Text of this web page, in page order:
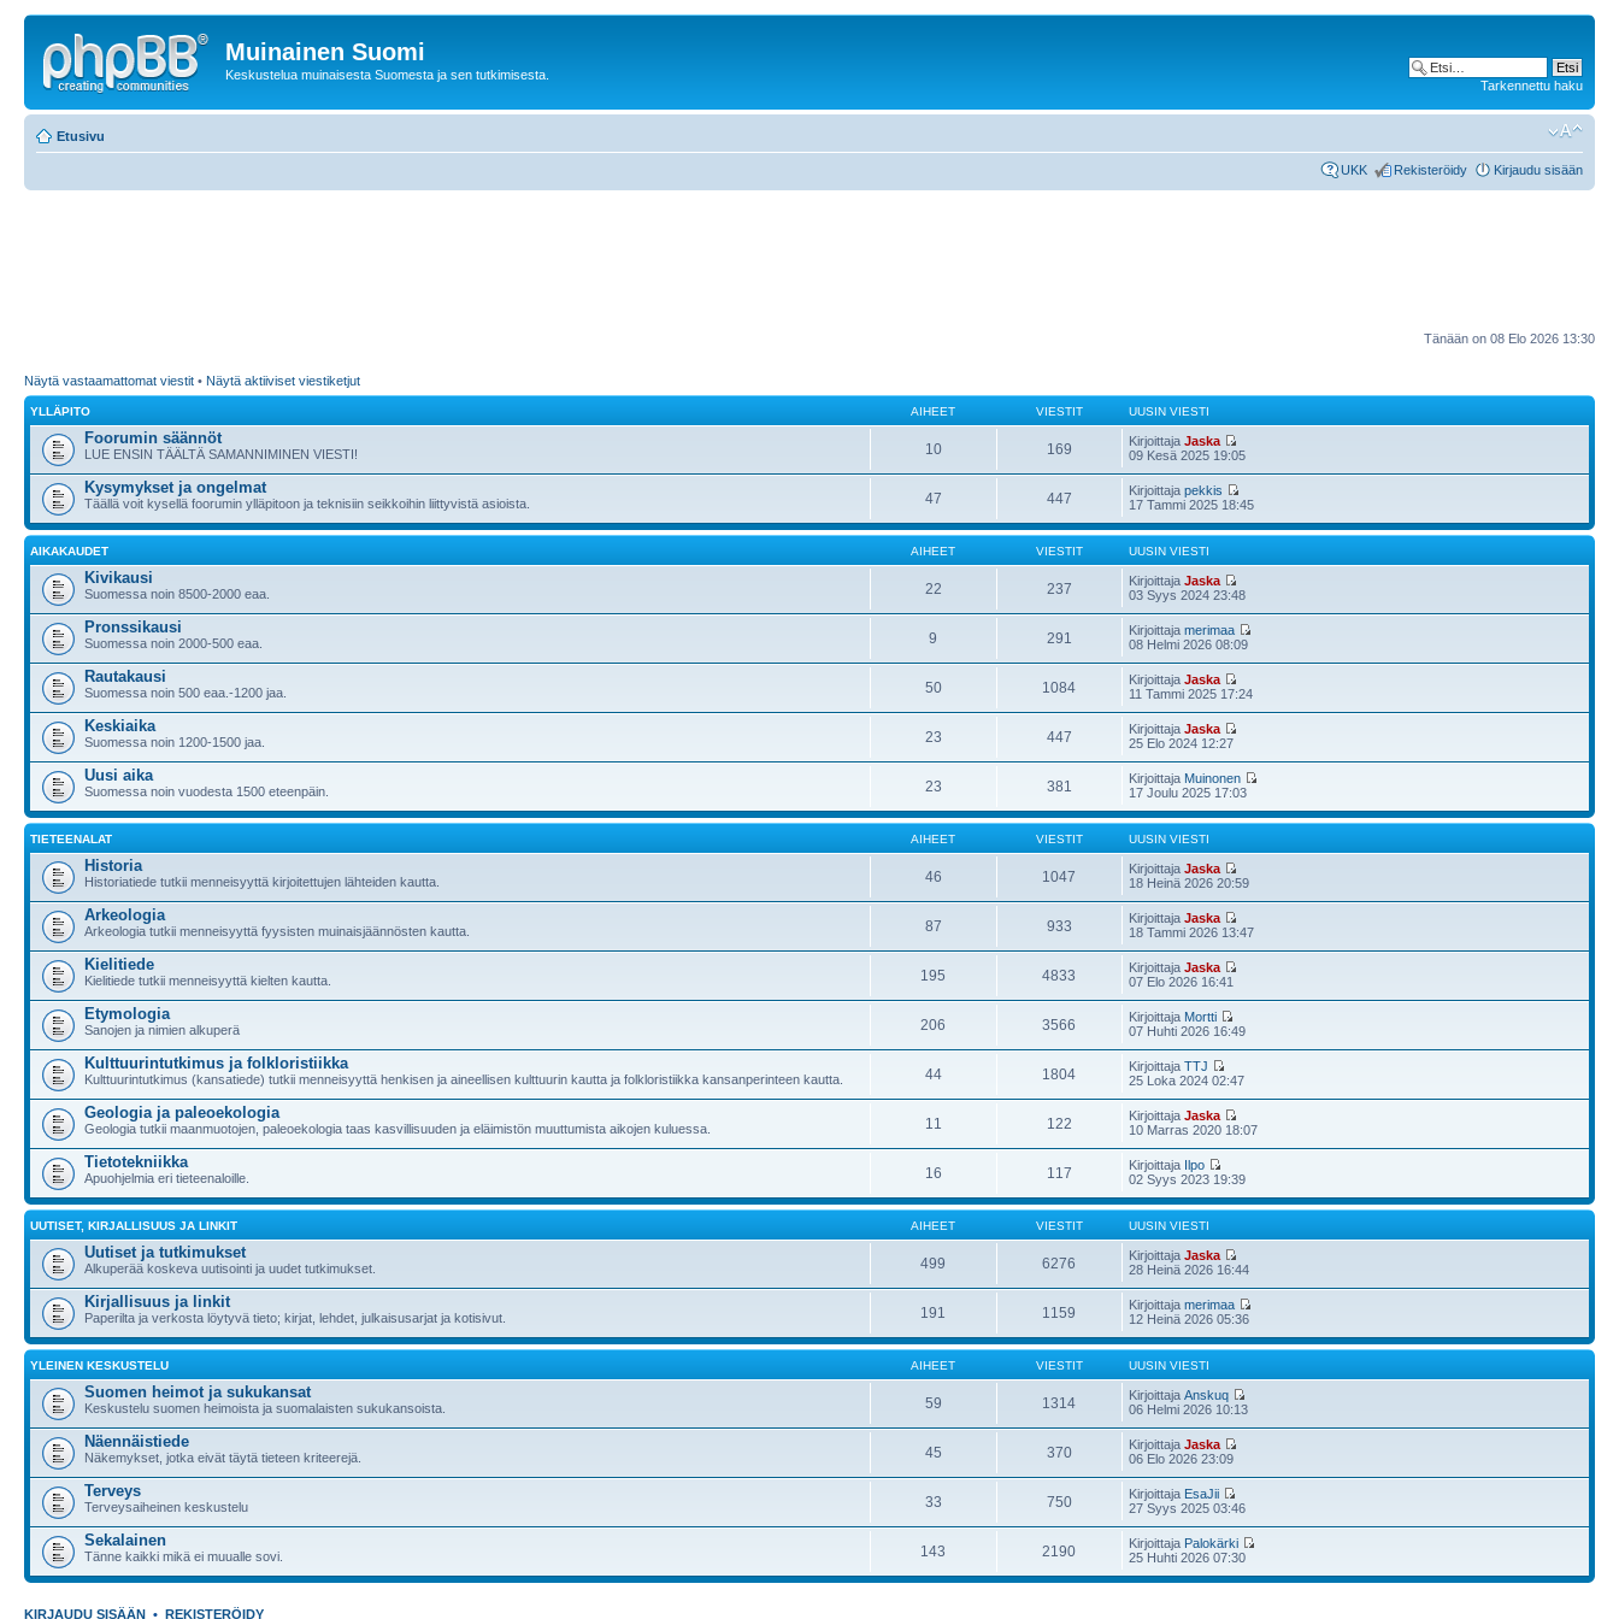
Muinainen Suomi
Keskustelua muinaisesta Suomesta ja sen tutkimisesta.
Tarkennettu haku
Etusivu
UKK Rekisteröidy Kirjaudu sisään
Tänään on 08 Elo 2026 13:30
Näytä vastaamattomat viestit • Näytä aktiiviset viestiketjut
YLLÄPITO AIHEET VIESTIT UUSIN VIESTI
Foorumin säännöt
LUE ENSIN TÄÄLTÄ SAMANNIMINEN VIESTI! 10 169 KirjoittajaJaska
09 Kesä 2025 19:05
Kysymykset ja ongelmat
Täällä voit kysellä foorumin ylläpitoon ja teknisiin seikkoihin liittyvistä asioista. 47 447 Kirjoittajapekkis
17 Tammi 2025 18:45
AIKAKAUDET AIHEET VIESTIT UUSIN VIESTI
Kivikausi
Suomessa noin 8500-2000 eaa. 22 237 KirjoittajaJaska
03 Syys 2024 23:48
Pronssikausi
Suomessa noin 2000-500 eaa. 9 291 Kirjoittajamerimaa
08 Helmi 2026 08:09
Rautakausi
Suomessa noin 500 eaa.-1200 jaa. 50 1084 KirjoittajaJaska
11 Tammi 2025 17:24
Keskiaika
Suomessa noin 1200-1500 jaa. 23 447 KirjoittajaJaska
25 Elo 2024 12:27
Uusi aika
Suomessa noin vuodesta 1500 eteenpäin. 23 381 Kirjoittaja Muinonen
17 Joulu 2025 17:03
TIETEENALAT AIHEET VIESTIT UUSIN VIESTI
Historia
Historiatiede tutkii menneisyyttä kirjoitettujen lähteiden kautta. 46 1047 KirjoittajaJaska
18 Heinä 2026 20:59
Arkeologia
Arkeologia tutkii menneisyyttä fyysisten muinaisjäännösten kautta. 87 933 KirjoittajaJaska
18 Tammi 2026 13:47
Kielitiede
Kielitiede tutkii menneisyyttä kielten kautta. 195 4833 KirjoittajaJaska
07 Elo 2026 16:41
Etymologia
Sanojen ja nimien alkuperä 206 3566 Kirjoittaja Mortti
07 Huhti 2026 16:49
Kulttuurintutkimus ja folkloristiikka
Kulttuurintutkimus (kansatiede) tutkii menneisyyttä henkisen ja aineellisen kulttuurin kautta ja folkloristiikka kansanperinteen kautta. 44 1804 KirjoittajaTTJ
25 Loka 2024 02:47
Geologia ja paleoekologia
Geologia tutkii maanmuotojen, paleoekologia taas kasvillisuuden ja eläimistön muuttumista aikojen kuluessa. 11 122 KirjoittajaJaska
10 Marras 2020 18:07
Tietotekniikka
Apuohjelmia eri tieteenaloille. 16 117 Kirjoittaja Ilpo
02 Syys 2023 19:39
UUTISET, KIRJALLISUUS JA LINKIT AIHEET VIESTIT UUSIN VIESTI
Uutiset ja tutkimukset
Alkuperää koskeva uutisointi ja uudet tutkimukset. 499 6276 KirjoittajaJaska
28 Heinä 2026 16:44
Kirjallisuus ja linkit
Paperilta ja verkosta löytyvä tieto; kirjat, lehdet, julkaisusarjat ja kotisivut. 191 1159 Kirjoittajamerimaa
12 Heinä 2026 05:36
YLEINEN KESKUSTELU AIHEET VIESTIT UUSIN VIESTI
Suomen heimot ja sukukansat
Keskustelu suomen heimoista ja suomalaisten sukukansoista. 59 1314 KirjoittajaAnskuq
06 Helmi 2026 10:13
Näennäistiede
Näkemykset, jotka eivät täytä tieteen kriteerejä. 45 370 KirjoittajaJaska
06 Elo 2026 23:09
Terveys
Terveysaiheinen keskustelu 33 750 Kirjoittaja EsaJii
27 Syys 2025 03:46
Sekalainen
Tänne kaikki mikä ei muualle sovi. 143 2190 Kirjoittaja Palokärki
25 Huhti 2026 07:30
KIRJAUDU SISÄÄN • REKISTERÖIDY